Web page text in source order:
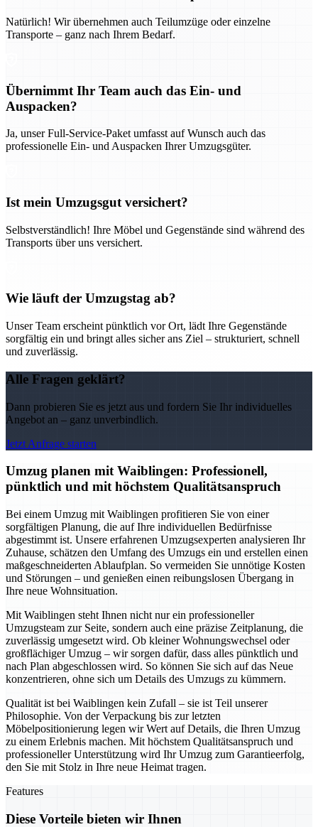
Natürlich! Wir übernehmen auch Teilumzüge oder einzelne
Transporte – ganz nach Ihrem Bedarf.
Übernimmt Ihr Team auch das Ein- und
Auspacken?
Ja, unser Full-Service-Paket umfasst auf Wunsch auch das
professionelle Ein- und Auspacken Ihrer Umzugsgüter.
Ist mein Umzugsgut versichert?
Selbstverständlich! Ihre Möbel und Gegenstände sind während des
Transports über uns versichert.
Wie läuft der Umzugstag ab?
Unser Team erscheint pünktlich vor Ort, lädt Ihre Gegenstände
sorgfältig ein und bringt alles sicher ans Ziel – strukturiert, schnell
und zuverlässig.
Alle Fragen geklärt?
Dann probieren Sie es jetzt aus und fordern Sie Ihr individuelles
Angebot an – ganz unverbindlich.
Jetzt Anfrage starten
Umzug planen mit Waiblingen: Professionell,
pünktlich und mit höchstem Qualitätsanspruch
Bei einem Umzug mit Waiblingen profitieren Sie von einer
sorgfältigen Planung, die auf Ihre individuellen Bedürfnisse
abgestimmt ist. Unsere erfahrenen Umzugsexperten analysieren Ihr
Zuhause, schätzen den Umfang des Umzugs ein und erstellen einen
maßgeschneiderten Ablaufplan. So vermeiden Sie unnötige Kosten
und Störungen – und genießen einen reibungslosen Übergang in
Ihre neue Wohnsituation.
Mit Waiblingen steht Ihnen nicht nur ein professioneller
Umzugsteam zur Seite, sondern auch eine präzise Zeitplanung, die
zuverlässig umgesetzt wird. Ob kleiner Wohnungswechsel oder
großflächiger Umzug – wir sorgen dafür, dass alles pünktlich und
nach Plan abgeschlossen wird. So können Sie sich auf das Neue
konzentrieren, ohne sich um Details des Umzugs zu kümmern.
Qualität ist bei Waiblingen kein Zufall – sie ist Teil unserer
Philosophie. Von der Verpackung bis zur letzten
Möbelpositionierung legen wir Wert auf Details, die Ihren Umzug
zu einem Erlebnis machen. Mit höchstem Qualitätsanspruch und
professioneller Unterstützung wird Ihr Umzug zum Garantieerfolg,
den Sie mit Stolz in Ihre neue Heimat tragen.
Features
Diese Vorteile bieten wir Ihnen